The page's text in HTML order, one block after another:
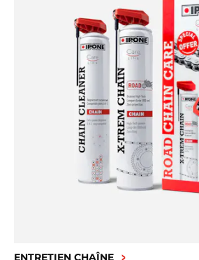
ENTRETIEN CHAÎNE